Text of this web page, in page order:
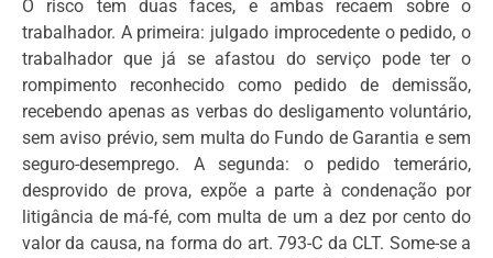
O risco tem duas faces, e ambas recaem sobre o
trabalhador. A primeira: julgado improcedente o pedido, o
trabalhador que já se afastou do serviço pode ter o
rompimento reconhecido como pedido de demissão,
recebendo apenas as verbas do desligamento voluntário,
sem aviso prévio, sem multa do Fundo de Garantia e sem
seguro-desemprego. A segunda: o pedido temerário,
desprovido de prova, expõe a parte à condenação por
litigância de má-fé, com multa de um a dez por cento do
valor da causa, na forma do art. 793-C da CLT. Some-se a